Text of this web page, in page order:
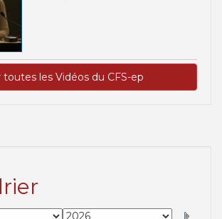
toutes les Vidéos du CFS-ep